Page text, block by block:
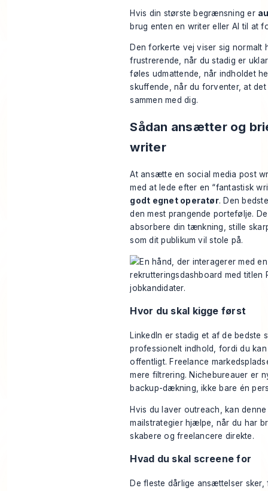
Hvis din største begrænsning er
brug enten en writer eller AI til at
Den forkerte vej viser sig normalt
frustrerende, når du stadig er
føles udmattende, når indholdet
skuffende, når du forventer, at
sammen med dig.
Sådan ansætter og
writer
At ansætte en social media post
med at lede efter en “fantastisk
godt egnet operatør. Den
den mest prangende portefølje.
absorbere din tænkning, stille
som dit publikum vil stole på.
Hvor du skal kigge først
LinkedIn er stadig et af de
professionelt indhold, fordi du
offentligt. Freelance
mere filtrering. Nichebureauer er
backup-dækning, ikke bare én
Hvis du laver outreach, kan
mailstrategierhjælpe, når du har
skabere og freelancere direkte.
Hvad du skal screene for
De fleste dårlige ansættelser